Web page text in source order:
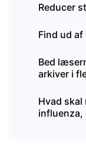
Reducer
Find ud
Bed
arkiver i
Hvad skal
influenza,